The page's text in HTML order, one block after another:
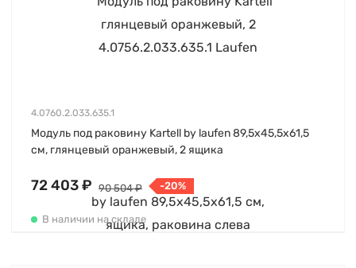
4.0760.2.033.635.1
Модуль под раковину Kartell by laufen 89,5х45,5х61,5
см, глянцевый оранжевый, 2 ящика
72 403 ₽ 90 504 ₽ -20%
В наличии на складе